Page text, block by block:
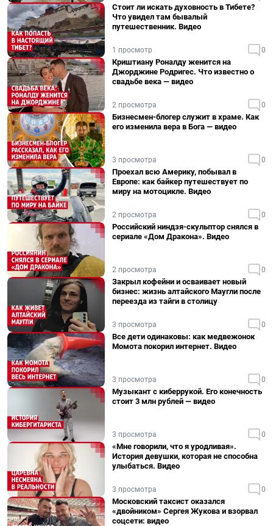
Стоит ли искать духовность в Тибете?
Что увидел там бывалый
путешественник. Видео
1 просмотр 0
Криштиану Роналду женится на
Джорджине Родригес. Что известно о
свадьбе века — видео
2 просмотра 0
Бизнесмен-блогер служит в храме. Как
его изменила вера в Бога — видео
3 просмотра 0
Проехал всю Америку, побывал в
Европе: как байкер путешествует по
миру на мотоцикле. Видео
2 просмотра 0
Российский ниндзя-скульптор снялся в
сериале «Дом Дракона». Видео
2 просмотра 0
Закрыл кофейни и осваивает новый
бизнес: жизнь алтайского Маугли после
переезда из тайги в столицу
3 просмотра 0
Все дети одинаковы: как медвежонок
Момота покорил интернет. Видео
3 просмотра 0
Музыкант с киберрукой. Его конечность
стоит 3 млн рублей — видео
3 просмотра 0
«Мне говорили, что я уродливая».
История девушки, которая не способна
улыбаться. Видео
3 просмотра 0
Московский таксист оказался
«двойником» Сергея Жукова и взорвал
соцсети: видео